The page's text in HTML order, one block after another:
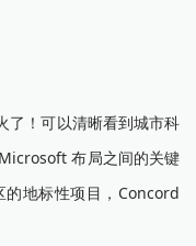
了！可以清晰看到城市科
布局之间的关键
地标性项目，Concord